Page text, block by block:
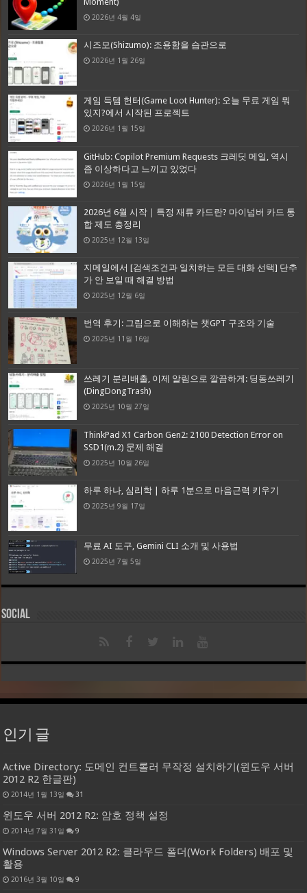
2026년 4월 4일
시즈모(Shizumo): 조용함을 습관으로
2026년 1월 26일
게임 득템 헌터(Game Loot Hunter): 오늘 무료 게임 뭐
있지?에서 시작된 프로젝트
2026년 1월 15일
GitHub: Copilot Premium Requests 크레딧 메일, 역시
좀 이상하다고 느끼고 있었다
2026년 1월 15일
2026년 6월 시작｜특정 재류 카드란? 마이넘버 카드 통
합 제도 총정리
2025년 12월 13일
지메일에서 [검색조건과 일치하는 모든 대화 선택] 단추
가 안 보일 때 해결 방법
2025년 12월 6일
번역 후기: 그림으로 이해하는 챗GPT 구조와 기술
2025년 11월 16일
쓰레기 분리배출, 이제 알림으로 깔끔하게: 딩동쓰레기
(DingDongTrash)
2025년 10월 27일
ThinkPad X1 Carbon Gen2: 2100 Detection Error on
SSD1(m.2) 문제 해결
2025년 10월 26일
하루 하나, 심리학 | 하루 1분으로 마음근력 키우기
2025년 9월 17일
무료 AI 도구, Gemini CLI 소개 및 사용법
2025년 7월 5일
Social
인기 글
Active Directory: 도메인 컨트롤러 무작정 설치하기(윈도우 서버
2012 R2 한글판)
2014년 1월 13일 31
윈도우 서버 2012 R2: 암호 정책 설정
2014년 7월 31일 9
Windows Server 2012 R2: 클라우드 폴더(Work Folders) 배포 및
활용
2016년 3월 10일 9